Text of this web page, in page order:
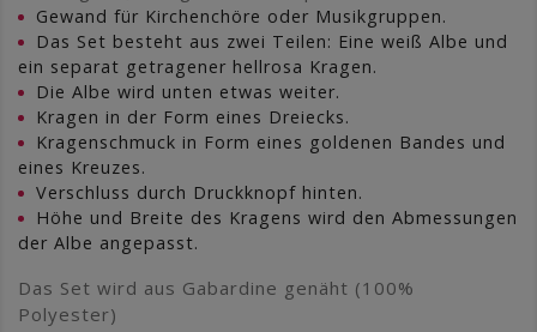
Gewand für Kirchenchöre oder Musikgruppen.
Das Set besteht aus zwei Teilen: Eine weiß Albe und
ein separat getragener hellrosa Kragen.
Die Albe wird unten etwas weiter.
Kragen in der Form eines Dreiecks.
Kragenschmuck in Form eines goldenen Bandes und
eines Kreuzes.
Verschluss durch Druckknopf hinten.
Höhe und Breite des Kragens wird den Abmessungen
der Albe angepasst.
Das Set wird aus Gabardine genäht (100%
Polyester)